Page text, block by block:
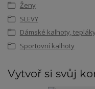
Ženy
SLEVY
Dámské kalhoty,
Sportovní kalhoty
Vytvoř si svůj